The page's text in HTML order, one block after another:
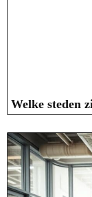
Welke steden